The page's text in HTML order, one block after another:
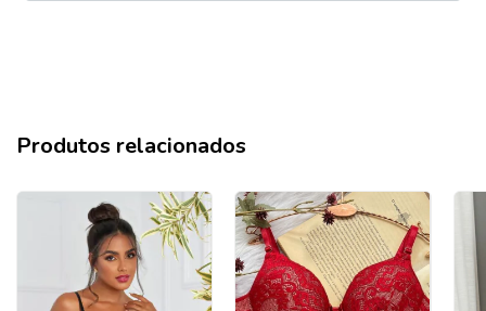
Produtos relacionados